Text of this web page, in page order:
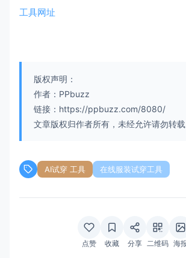
工具网址
版权声明：
作者：PPbuzz
链接：https://ppbuzz.com/8080/
文章版权归作者所有，未经允许请勿转载
AI试穿 工具 在线服装试穿工具
点赞 收藏 分享 二维码 海